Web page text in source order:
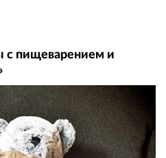
с пищеварением и